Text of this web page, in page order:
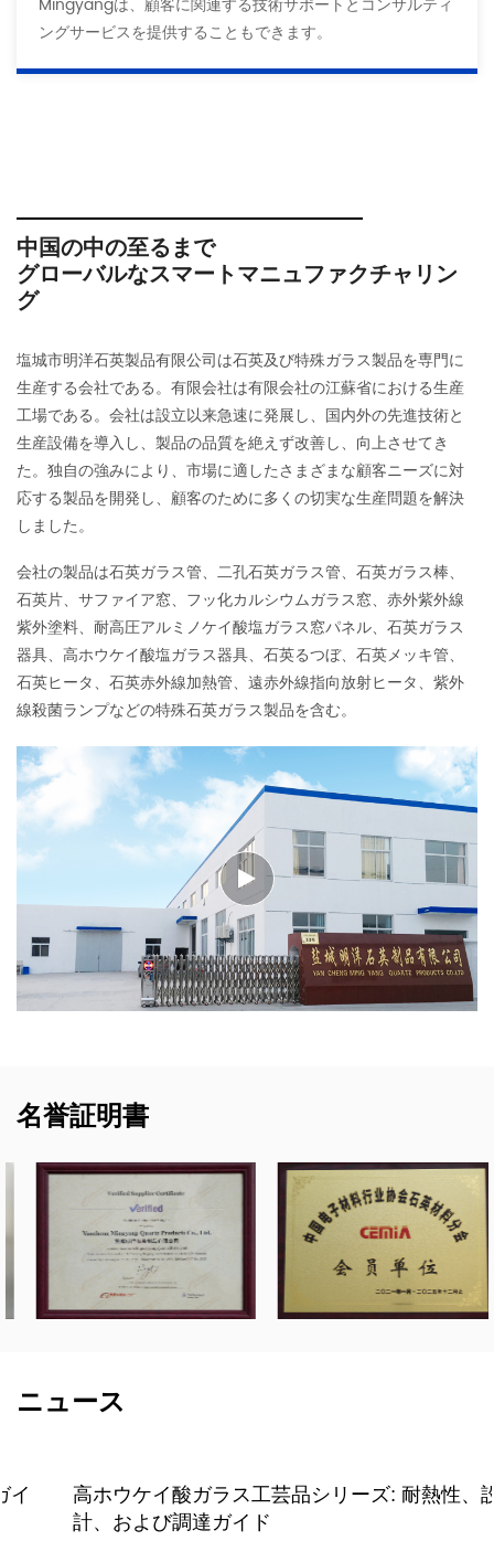
Mingyangは、顧客に関連する技術サポートとコンサルティ
ングサービスを提供することもできます。
中国の中の至るまで
グローバルなスマートマニュファクチャリン
グ
塩城市明洋石英製品有限公司は石英及び特殊ガラス製品を専門に
生産する会社である。有限会社は有限会社の江蘇省における生産
工場である。会社は設立以来急速に発展し、国内外の先進技術と
生産設備を導入し、製品の品質を絶えず改善し、向上させてき
た。独自の強みにより、市場に適したさまざまな顧客ニーズに対
応する製品を開発し、顧客のために多くの切実な生産問題を解決
しました。
会社の製品は石英ガラス管、二孔石英ガラス管、石英ガラス棒、
石英片、サファイア窓、フッ化カルシウムガラス窓、赤外紫外線
紫外塗料、耐高圧アルミノケイ酸塩ガラス窓パネル、石英ガラス
器具、高ホウケイ酸塩ガラス器具、石英るつぼ、石英メッキ管、
石英ヒータ、石英赤外線加熱管、遠赤外線指向放射ヒータ、紫外
線殺菌ランプなどの特殊石英ガラス製品を含む。
名誉証明書
ニュース
高ホウケイ酸ガラス工芸品シリーズ: 耐熱性、設
計、および調達ガイド